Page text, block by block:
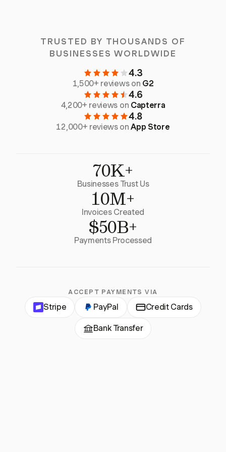
TRUSTED BY THOUSANDS OF
BUSINESSES WORLDWIDE
4.3
1,500+ reviews on G2
4.6
4,200+ reviews on Capterra
4.8
12,000+ reviews onApp Store
70K+
Businesses Trust Us
10M+
Invoices Created
$50B+
Payments Processed
ACCEPT PAYMENTS VIA
Stripe PayPal Credit Cards
Bank Transfer